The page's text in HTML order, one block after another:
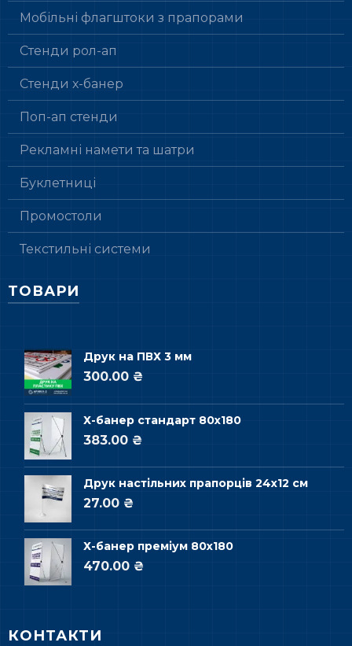
Мобільні флагштоки з прапорами
Стенди рол-ап
Стенди х-банер
Поп-ап стенди
Рекламні намети та шатри
Буклетниці
Промостоли
Текстильні системи
ТОВАРИ
Друк на ПВХ 3 мм
300.00 ₴
Х-банер стандарт 80х180
383.00 ₴
Друк настільних прапорців 24х12 см
27.00 ₴
Х-банер преміум 80х180
470.00 ₴
КОНТАКТИ